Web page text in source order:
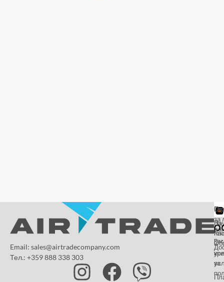
Email: sales@airtradecompany.com
Тел.: +359 888 338 303
За
нас
и
за
за